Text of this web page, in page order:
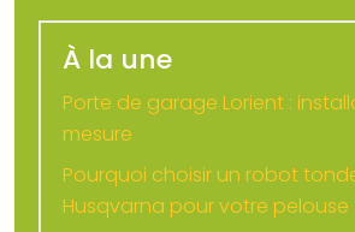
À la une
Porte de garage Lorient :
mesure
Pourquoi choisir un robot
Husqvarna pour votre pelouse